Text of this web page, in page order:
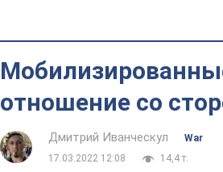
отношение со
Дмитрий Иванческул
War
17.03.2022 12:08
14,4 т.